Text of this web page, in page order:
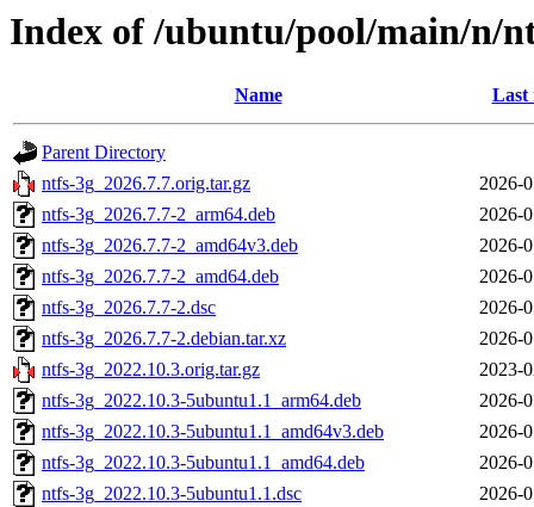
Index of /ubuntu/pool/main/n/
Name Last
Parent Directory
ntfs-3g_2026.7.7.orig.tar.gz
2026-
ntfs-3g_2026.7.7-2_arm64.deb
2026-
ntfs-3g_2026.7.7-2_amd64v3.deb
2026-
ntfs-3g_2026.7.7-2_amd64.deb
2026-
ntfs-3g_2026.7.7-2.dsc
2026-
ntfs-3g_2026.7.7-2.debian.tar.xz
2026-
ntfs-3g_2022.10.3.orig.tar.gz
2023-
ntfs-3g_2022.10.3-5ubuntu1.1_arm64.deb
2026-
ntfs-3g_2022.10.3-5ubuntu1.1_amd64v3.deb
2026-
ntfs-3g_2022.10.3-5ubuntu1.1_amd64.deb
2026-
ntfs-3g_2022.10.3-5ubuntu1.1.dsc
2026-